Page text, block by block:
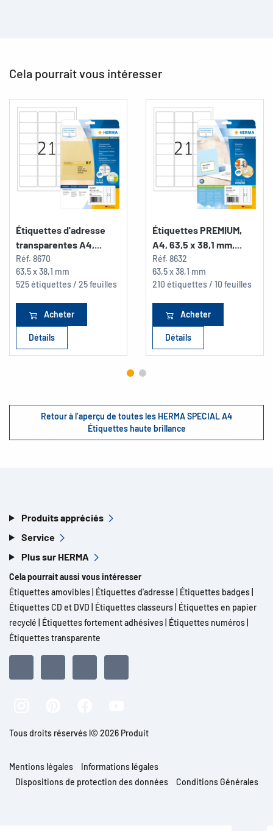
Cela pourrait vous intéresser
Étiquettes d'adresse
transparentes A4,...
Réf. 8670
63,5 x 38,1 mm
525 étiquettes / 25 feuilles
Acheter
Détails
Étiquettes PREMIUM,
A4, 63,5 x 38,1 mm,...
Réf. 8632
63,5 x 38,1 mm
210 étiquettes / 10 feuilles
Acheter
Détails
Retour à l’aperçu de toutes les HERMA SPECIAL A4
Étiquettes haute brillance
Produits appréciés
Service
Plus sur HERMA
Cela pourrait aussi vous intéresser
Étiquettes amovibles Étiquettes d'adresse Étiquettes badges
Étiquettes CD et DVD
Étiquettes classeurs Étiquettes en papier
recyclé
Étiquettes fortement adhésives Étiquettes numéros
Étiquettes transparente
Tous droits réservés l© 2026 Produit
Mentions légales
Informations légales
Dispositions de protection des données
Conditions Générales